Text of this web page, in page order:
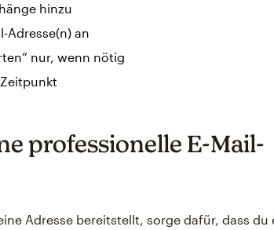
hinzu
Adresse(n) an
nur, wenn nötig
professionelle E-Mail-
Adresse bereitstellt, sorge dafür, dass du